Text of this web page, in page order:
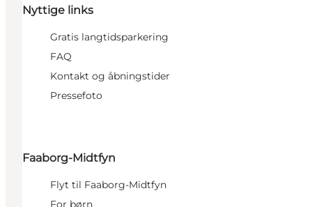
Nyttige links
Gratis langtidsparkering
FAQ
Kontakt og åbningstider
Pressefoto
Faaborg-Midtfyn
Flyt til Faaborg-Midtfyn
For børn